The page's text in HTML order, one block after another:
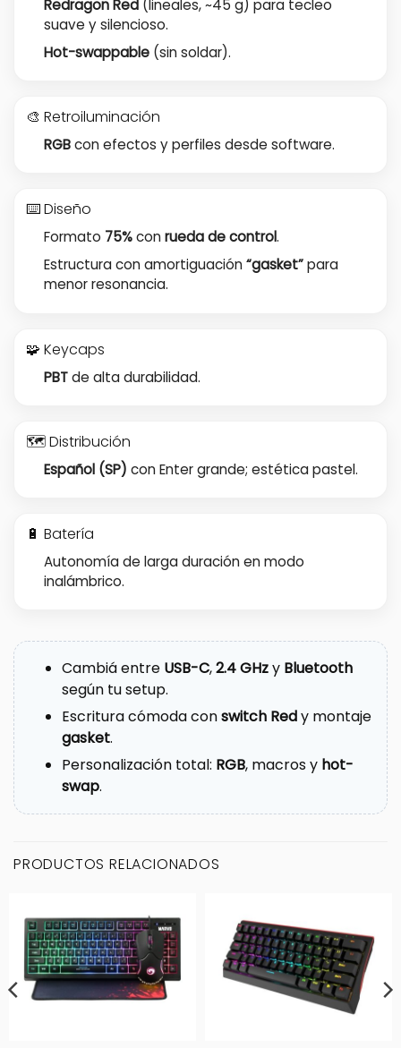
Redragon Red (lineales, ~45 g) para tecleo
suave y silencioso.
Hot-swappable(sin soldar).
🎨 Retroiluminación
RGBcon efectos y perfiles desde software.
⌨️ Diseño
Formato 75%conrueda de control.
Estructura con amortiguación“gasket”para
menor resonancia.
🧩 Keycaps
PBTde alta durabilidad.
🗺️ Distribución
Español (SP) con Enter grande; estética pastel.
🔋 Batería
Autonomía de larga duración en modo
inalámbrico.
Cambiá entre USB-C,2.4 GHzy Bluetooth
según tu setup.
Escritura cómoda conswitch Redy montaje
gasket.
Personalización total: RGB, macros y hot-
swap.
PRODUCTOS RELACIONADOS